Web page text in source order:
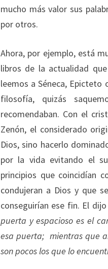
mucho más valor sus
por otros.
Ahora, por ejemplo, está
libros de la actualidad
leemos a Séneca,
filosofía, quizás
recomendaban. Con el
Zenón, el considerado
Dios, sino hacerlo
por la vida evitando el
principios que coincidían
condujeran a Dios y que
conseguirían ese fin. El
puerta y espacioso es el
esa puerta; mientras que
son pocos los que lo